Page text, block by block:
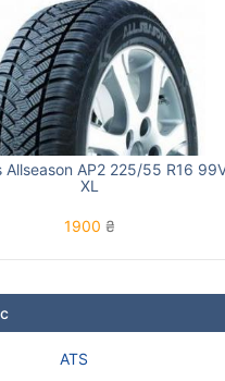
Allseason AP2 225/55 R16
XL
1900 ₴
ATS